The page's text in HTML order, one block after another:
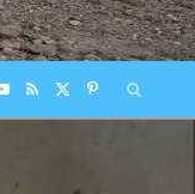
Y R P